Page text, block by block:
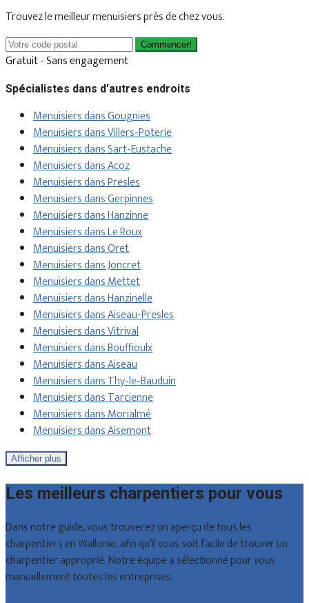
Trouvez le meilleur menuisiers près de chez vous.
Commencer!
Gratuit - Sans engagement
Spécialistes dans d'autres endroits
Menuisiers dans Gougnies
Menuisiers dans Villers-Poterie
Menuisiers dans Sart-Eustache
Menuisiers dans Acoz
Menuisiers dans Presles
Menuisiers dans Gerpinnes
Menuisiers dans Hanzinne
Menuisiers dans Le Roux
Menuisiers dans Oret
Menuisiers dans Joncret
Menuisiers dans Mettet
Menuisiers dans Hanzinelle
Menuisiers dans Aiseau-Presles
Menuisiers dans Vitrival
Menuisiers dans Bouffioulx
Menuisiers dans Aiseau
Menuisiers dans Thy-le-Bauduin
Menuisiers dans Tarcienne
Menuisiers dans Morialmé
Menuisiers dans Aisemont
Afficher plus
Les meilleurs charpentiers pour vous
Dans notre guide, vous trouverez un aperçu de tous les
charpentiers en Wallonie, afin qu’il vous soit facile de trouver un
charpentier approprié. Notre équipe a sélectionné pour vous
manuellement toutes les entreprises.